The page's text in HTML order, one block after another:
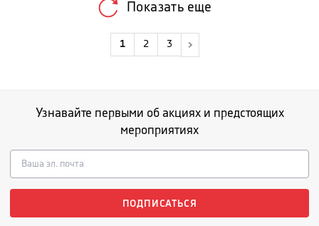
Показать еще
1 2 3
Узнавайте первыми об акциях и предстоящих
мероприятиях
ПОДПИСАТЬСЯ